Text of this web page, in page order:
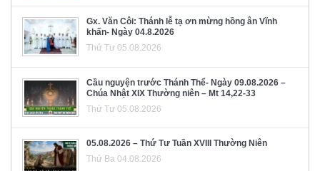
Gx. Văn Côi: Thánh lễ tạ ơn mừng hồng ân Vĩnh
khấn- Ngày 04.8.2026
Thứ Tư 05.08.2026
Cầu nguyện trước Thánh Thể- Ngày 09.08.2026 –
Chúa Nhật XIX Thường niên – Mt 14,22-33
Thứ Tư 05.08.2026
05.08.2026 – Thứ Tư Tuần XVIII Thường Niên
Thứ Ba 04.08.2026